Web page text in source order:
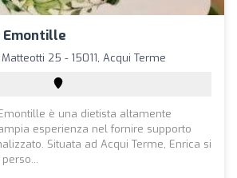
Emontille
25 - 15011, Acqui Terme
è una dietista altamente
esperienza nel fornire supporto
Situata ad Acqui Terme, Enrica si